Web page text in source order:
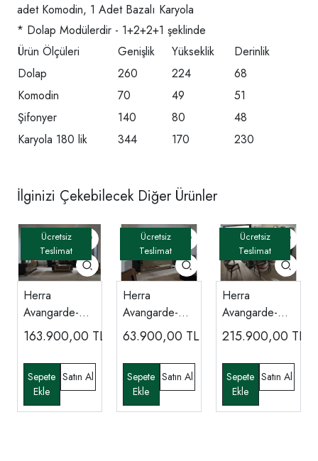
adet Komodin, 1 Adet Bazalı Karyola
* Dolap Modülerdir - 1+2+2+1 şeklinde
Ürün Ölçüleri
Genişlik Yükseklik
Derinlik
Dolap
260 224
68
Komodin
70 49
51
Şifonyer
140 80
48
Karyola 180 lik
344 170 230
İlginizi Çekebilecek Diğer Ürünler
Herra
Avangarde-
ADA Koltuk
163.900,00 TL
Herra
Avangarde-
ADA Tv
63.900,00 TL
Herra
Avangarde-
ADA Yemek
215.900,00 TL